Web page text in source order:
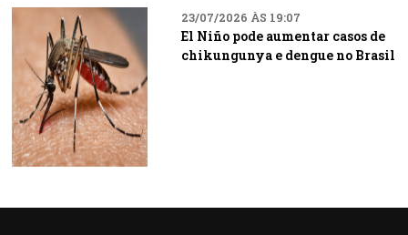
23/07/2026 ÀS 19:07
El Niño pode aumentar casos de
chikungunya e dengue no Brasil